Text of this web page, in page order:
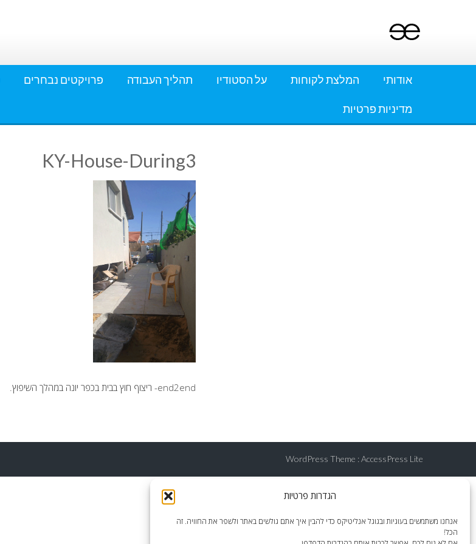
הגדרות פרטיות
אנחנו משתמשים בעוגיות ובגוגל אנליטיקס כדי להבין איך אתם גולשים באתר ולשפר את החוויה. זה
הכל!
אודותי המלצת לקוחות על הסטודיו תהליך העבודה פרויקטים נבחרים
מדיניות פרטיות
KY-House-During3
end2end- ריצוף חוץ בבית בכפר יונה במהלך השיפוץ.
WordPress Theme :AccessPress Lite